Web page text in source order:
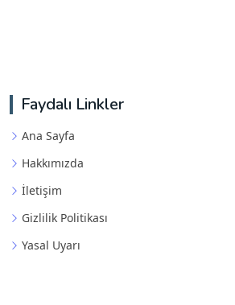
Faydalı Linkler
Ana Sayfa
Hakkımızda
İletişim
Gizlilik Politikası
Yasal Uyarı